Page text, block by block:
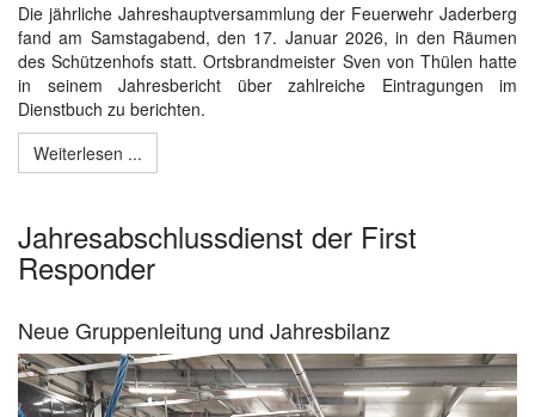
Die jährliche Jahreshauptversammlung der Feuerwehr Jaderberg
fand am Samstagabend, den 17. Januar 2026, in den Räumen
des Schützenhofs statt. Ortsbrandmeister Sven von Thülen hatte
in seinem Jahresbericht über zahlreiche Eintragungen im
Dienstbuch zu berichten.
Weiterlesen ...
Jahresabschlussdienst der First
Responder
Neue Gruppenleitung und Jahresbilanz